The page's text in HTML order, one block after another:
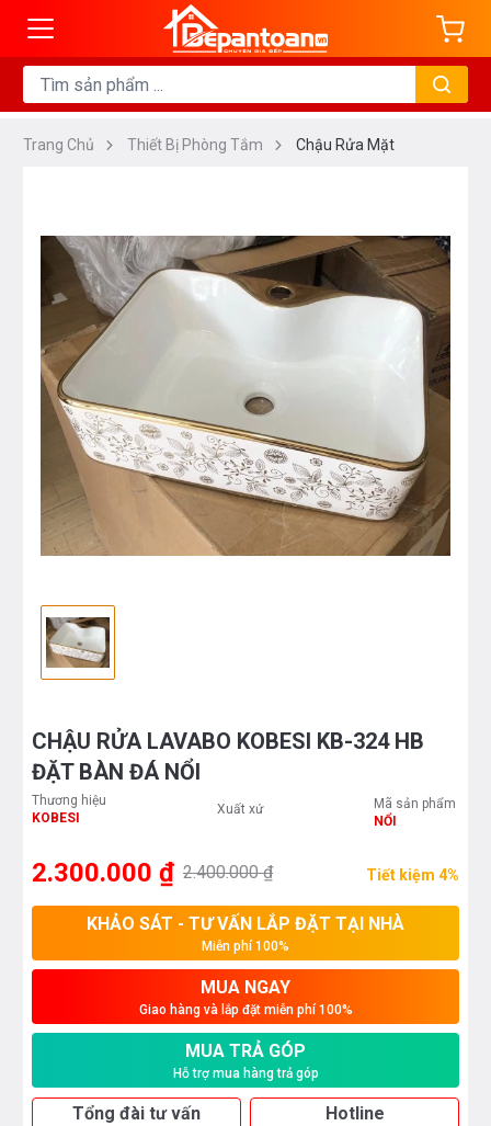
Trang Chủ Thiết Bị Phòng Tắm Chậu Rửa Mặt
CHẬU RỬA LAVABO KOBESI KB-324 HB
ĐẶT BÀN ĐÁ NỔI
Thương hiệu
KOBESI
Xuất xứ
Mã sản phẩm
NỔI
2.300.000 ₫ 2.400.000 ₫ Tiết kiệm 4%
KHẢO SÁT - TƯ VẤN LẮP ĐẶT TẠI NHÀ
Miễn phí 100%
MUA NGAY
Giao hàng và lắp đặt miễn phí 100%
MUA TRẢ GÓP
Hỗ trợ mua hàng trả góp
Tổng đài tư vấn Hotline